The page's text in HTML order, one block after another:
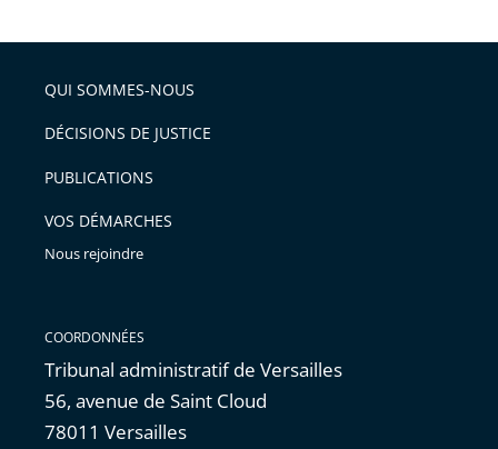
arriver
après
l'article
pour
avant
QUI SOMMES-NOUS
DÉCISIONS DE JUSTICE
PUBLICATIONS
VOS DÉMARCHES
Nous rejoindre
COORDONNÉES
Tribunal administratif de Versailles
56, avenue de Saint Cloud
78011 Versailles